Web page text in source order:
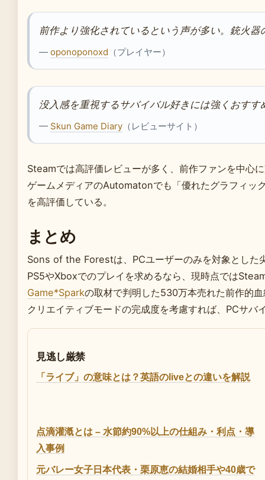
前作より強化されているという声が多い。銃火
— oponoponoxd （プレイヤー）
没入感を重視するサバイバル好きには強くおすす
— Skun Game Diary （レビューサイト）
Steamでは高評価レビューが多く、前作ファンを中心
ゲームメディアのAutomatonでも「優れたグラフィッ
を高評価している。
まとめ
Sons of the Forestは、PCユーザーのみを対象とした
PS5やXboxでのプレイを求めるなら、現時点では
Game*Sparkの取材で判明した530万本売れた前作的
クリエイティブモードの完成度を考慮すれば、PCサバ
見逃し厳禁
「ライブ」の意味とは？英語のliveとの違いを解説
点滴灌漑とは – 水節約90%以上の仕組み・利点・導
入事例
元バレー女子日本代表・栗原恵の結婚相手や40歳で